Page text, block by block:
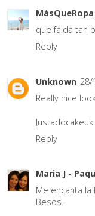
MásQueRopa
que falda tan
Reply
Unknown 28/
Really nice
Justaddcakeuk
Reply
Maria J -
Me encanta la
Besos.